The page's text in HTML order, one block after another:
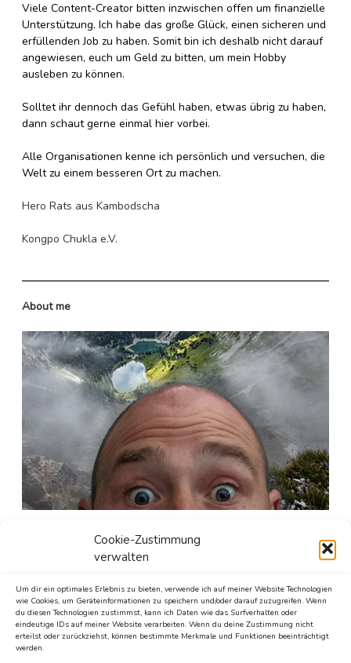
Cookie-Zustimmung
verwalten
Um dir ein optimales Erlebnis zu bieten, verwende ich auf meiner Website Technologien
wie Cookies, um Geräteinformationen zu speichern und/oder darauf zuzugreifen. Wenn
du diesen Technologien zustimmst, kann ich Daten wie das Surfverhalten oder
eindeutige IDs auf meiner Website verarbeiten. Wenn du deine Zustimmung nicht
erteilst oder zurückziehst, können bestimmte Merkmale und Funktionen beeinträchtigt
werden.
Viele Content-Creator bitten inzwischen offen um finanzielle
Unterstützung. Ich habe das große Glück, einen sicheren und
erfüllenden Job zu haben. Somit bin ich deshalb nicht darauf
angewiesen, euch um Geld zu bitten, um mein Hobby
ausleben zu können.
Solltet ihr dennoch das Gefühl haben, etwas übrig zu haben,
dann schaut gerne einmal hier vorbei.
Alle Organisationen kenne ich persönlich und versuchen, die
Welt zu einem besseren Ort zu machen.
Hero Rats aus Kambodscha
Kongpo Chukla e.V.
About me
Seit gut 25 Jahren ist er in den unergründlichen Weiten
des Internetzes unterwegs.
World Wide Web zu einem besseren Ort zu machen.
Diese Wohlfühloase füttert er seit 2013 mit den besten
Stories, die man aus 26 Buchstaben erschaffen kann.